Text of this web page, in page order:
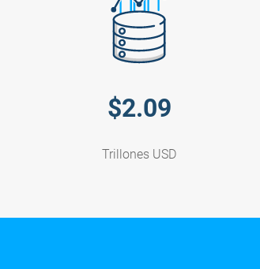
$2.09
Trillones USD